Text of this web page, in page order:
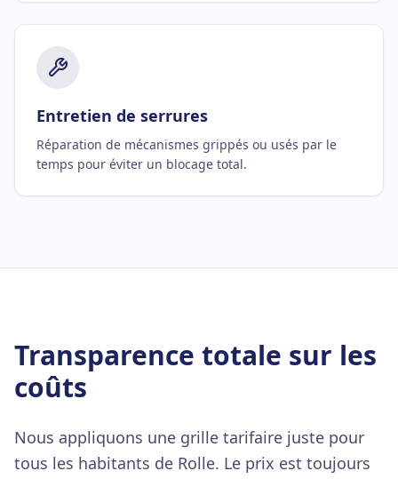
Entretien de serrures
Réparation de mécanismes grippés ou usés par le
temps pour éviter un blocage total.
Transparence totale sur les
coûts
Nous appliquons une grille tarifaire juste pour
tous les habitants de Rolle. Le prix est toujours